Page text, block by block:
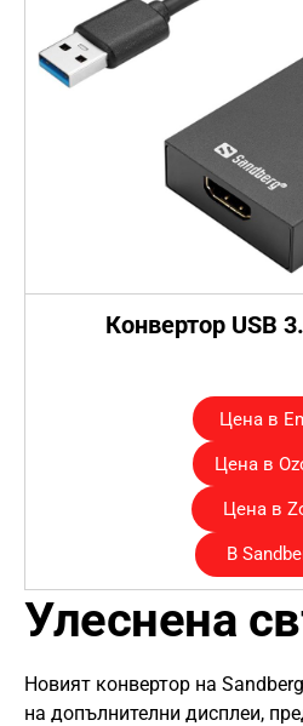
Конвертор USB
Цена в
Цена в
Цена в
В
Улеснена
Новият конвертор на
на допълнителни дисплеи,